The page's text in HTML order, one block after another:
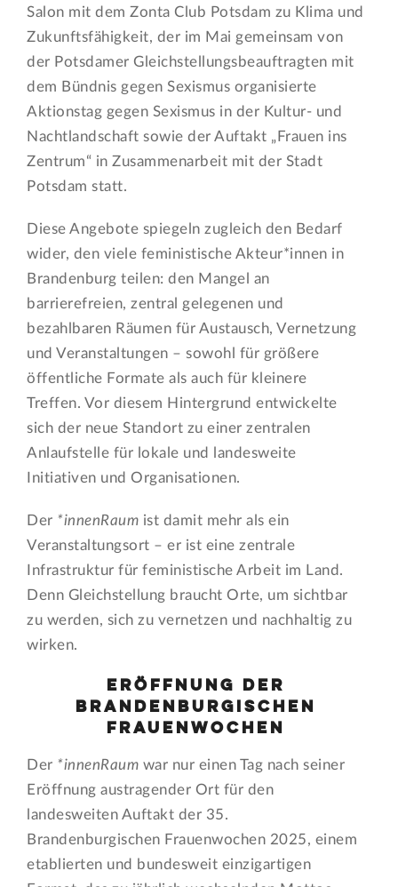
Salon mit dem Zonta Club Potsdam zu Klima und
Zukunftsfähigkeit, der im Mai gemeinsam von
der Potsdamer Gleichstellungsbeauftragten mit
dem Bündnis gegen Sexismus organisierte
Aktionstag gegen Sexismus in der Kultur- und
Nachtlandschaft sowie der Auftakt „Frauen ins
Zentrum“ in Zusammenarbeit mit der Stadt
Potsdam statt.
Diese Angebote spiegeln zugleich den Bedarf
wider, den viele feministische Akteur*innen in
Brandenburg teilen: den Mangel an
barrierefreien, zentral gelegenen und
bezahlbaren Räumen für Austausch, Vernetzung
und Veranstaltungen – sowohl für größere
öffentliche Formate als auch für kleinere
Treffen. Vor diesem Hintergrund entwickelte
sich der neue Standort zu einer zentralen
Anlaufstelle für lokale und landesweite
Initiativen und Organisationen.
Der *innenRaum ist damit mehr als ein
Veranstaltungsort – er ist eine zentrale
Infrastruktur für feministische Arbeit im Land.
Denn Gleichstellung braucht Orte, um sichtbar
zu werden, sich zu vernetzen und nachhaltig zu
wirken.
Eröffnung der
Brandenburgischen
Frauenwochen
Der *innenRaum war nur einen Tag nach seiner
Eröffnung austragender Ort für den
landesweiten Auftakt der 35.
Brandenburgischen Frauenwochen 2025, einem
etablierten und bundesweit einzigartigen